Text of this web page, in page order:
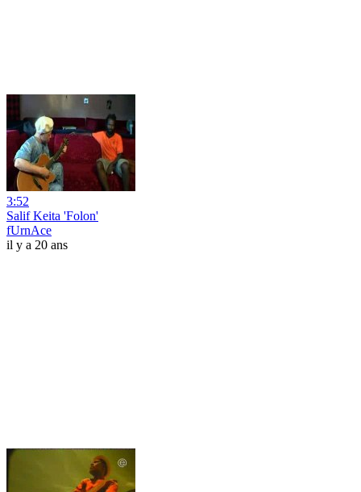
3:52
Salif Keita 'Folon'
fUrnAce
il y a 20 ans